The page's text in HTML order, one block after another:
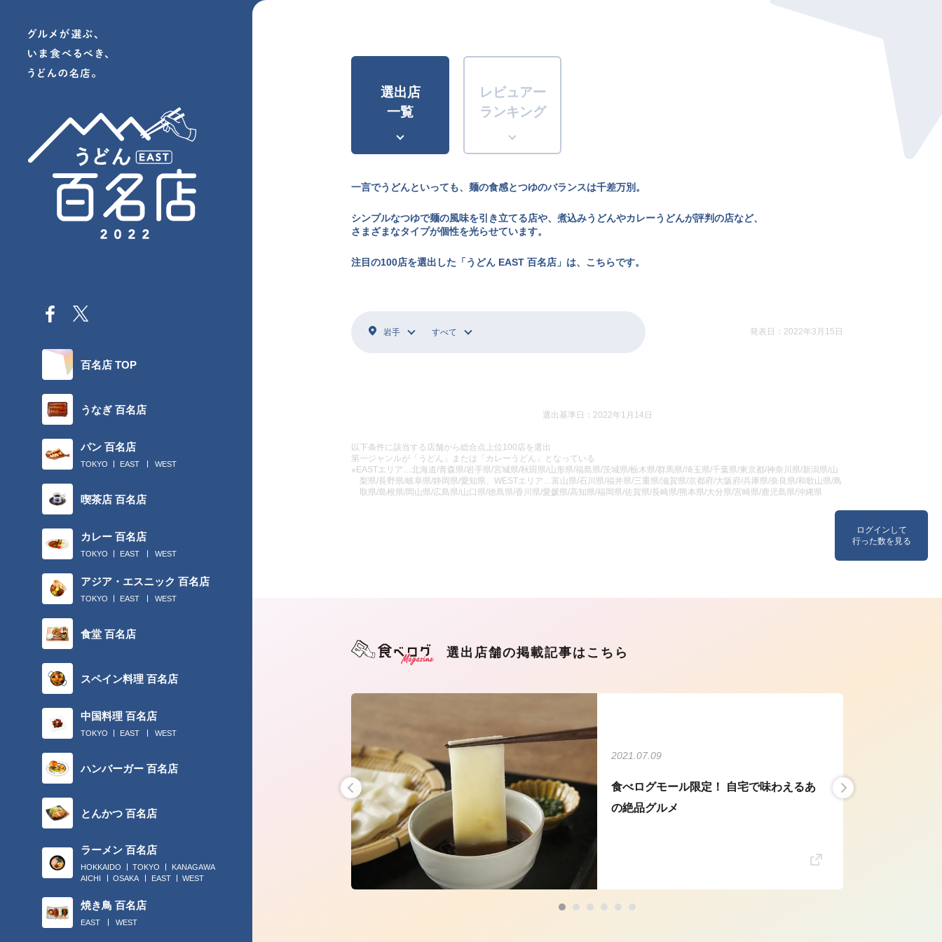
百名店 TOP
うなぎ 百名店
パン 百名店
TOKYO EAST WEST
喫茶店 百名店
カレー 百名店
TOKYO EAST WEST
アジア・エスニック 百名店
TOKYO EAST WEST
食堂 百名店
スペイン料理 百名店
中国料理 百名店
TOKYO EAST WEST
ハンバーガー 百名店
とんかつ 百名店
ラーメン 百名店
HOKKAIDO TOKYO
KANAGAWA
AICHI
OSAKA EAST WEST
焼き鳥 百名店
EAST WEST
選出店
一覧
レビュアー
ランキング
一言でうどんといっても、麺の食感とつゆのバランスは千差万別。
シンプルなつゆで麺の風味を引き立てる店や、煮込みうどんやカレーうどんが評判の店など、
さまざまなタイプが個性を光らせています。
注目の100店を選出した「うどん EAST 百名店」は、こちらです。
岩手 すべて 発表日：2022年3月15日
選出基準日：2022年1月14日
以下条件に該当する店舗から総合点上位100店を選出
第一ジャンルが「うどん」または「カレーうどん」となっている
※EASTエリア…北海道/青森県/岩手県/宮城県/秋田県/山形県/福島県/茨城県/栃木県/群馬県/埼玉県/千葉県/東京都/神奈川県/新潟県/山
梨県/長野県/岐阜県/静岡県/愛知県、WESTエリア…富山県/石川県/福井県/三重県/滋賀県/京都府/大阪府/兵庫県/奈良県/和歌山県/鳥
取県/島根県/岡山県/広島県/山口県/徳島県/香川県/愛媛県/高知県/福岡県/佐賀県/長崎県/熊本県/大分県/宮崎県/鹿児島県/沖縄県
ログインして
行った数を見る
選出店舗の掲載記事はこちら
ん”！
2021.07.09
食べログモール限定！ 自宅で味わえるあ
の絶品グルメ